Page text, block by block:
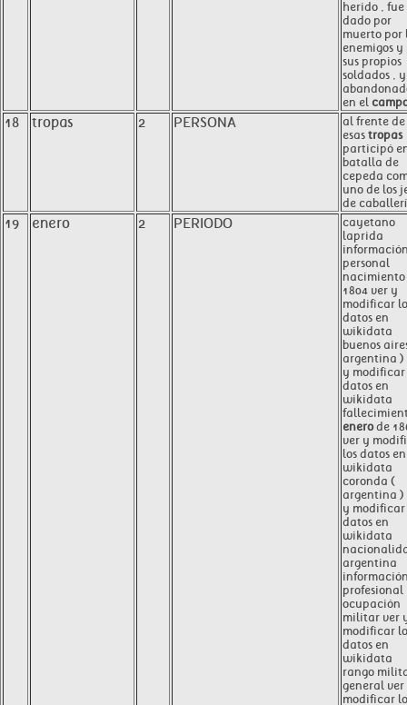
herido , fue
dado por
muerto por
enemigos y
sus propios
soldados , y
en el
18 tropas 2 PERSONA
al frente de
esas tropas
participó
batalla de
cepeda
uno de los
de
19 enero 2 PERIODO
cayetano
laprida
personal
nacimiento
1804 ver y
modificar
datos en
wikidata
buenos
argentina )
y modificar
datos en
wikidata
enerode
ver y
los datos en
wikidata
coronda (
argentina )
y modificar
datos en
wikidata
argentina
profesional
ocupación
militar ver
modificar
datos en
wikidata
rango
general ver
modificar